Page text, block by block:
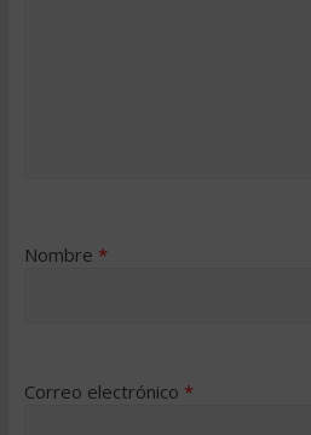
Nombre *
Correo electrónico *